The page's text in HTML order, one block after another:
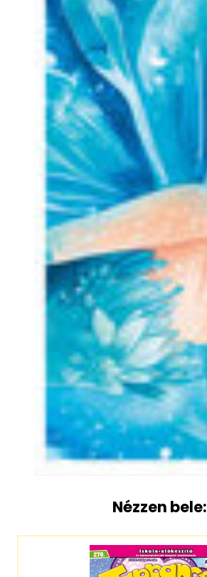
Nézzen bele: